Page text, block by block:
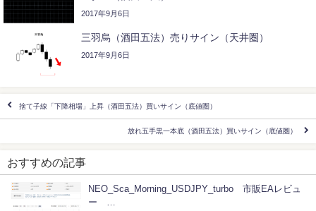
2017年9月6日
三羽烏（酒田五法）売りサイン（天井圏）
2017年9月6日
捨て子線「下降相場」上昇（酒田五法）買いサイン（底値圏）
放れ五手黒一本底（酒田五法）買いサイン（底値圏）
おすすめの記事
NEO_Sca_Morning_USDJPY_turbo 市販EAレビュ
ー …